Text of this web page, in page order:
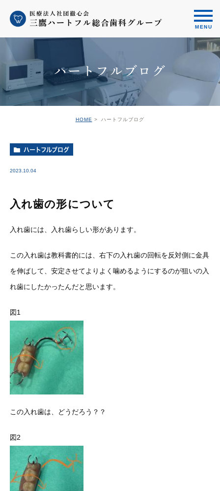
ハートフルブログ
HOME ハートフルブログ
ハートフルブログ
2023.10.04
入れ歯の形について
入れ歯には、入れ歯らしい形があります。
この入れ歯は教科書的には、右下の入れ歯の回転を反対側に金具
を伸ばして、安定させてよりよく噛めるようにするのが狙いの入
れ歯にしたかったんだと思います。
図1
この入れ歯は、どうだろう？？
図2